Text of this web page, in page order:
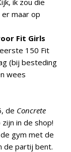
ik zou die
er maar op
Fit Girls
150 Fit
(bij besteding
wees
de Concrete
in de shop!
gym met de
de partij bent.